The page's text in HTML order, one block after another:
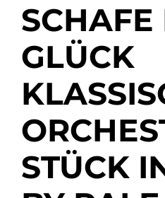
SCHAFE
GLÜCK
STÜCK